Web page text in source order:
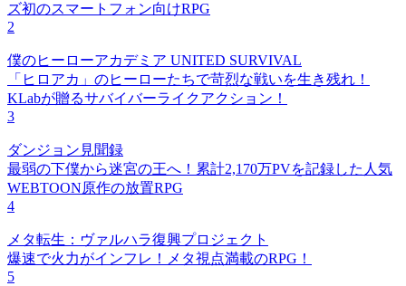
ズ初のスマートフォン向けRPG
2
僕のヒーローアカデミア UNITED SURVIVAL
「ヒロアカ」のヒーローたちで苛烈な戦いを生き残れ！
KLabが贈るサバイバーライクアクション！
3
ダンジョン見聞録
最弱の下僕から迷宮の王へ！累計2,170万PVを記録した人気
WEBTOON原作の放置RPG
4
メタ転生：ヴァルハラ復興プロジェクト
爆速で火力がインフレ！メタ視点満載のRPG！
5